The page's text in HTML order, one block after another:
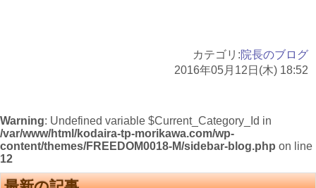
カテゴリ:院長のブログ
2016年05月12日(木) 18:52
Warning: Undefined variable $Current_Category_Id in
/var/www/html/kodaira-tp-morikawa.com/wp-
content/themes/FREEDOM0018-M/sidebar-blog.php on line
12